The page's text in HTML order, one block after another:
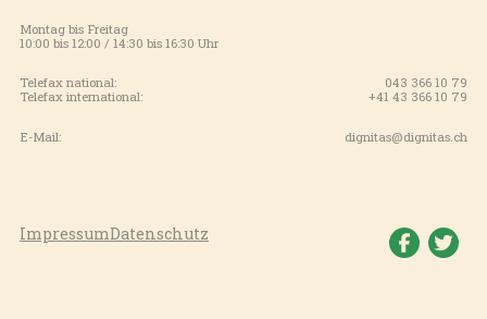
Montag bis Freitag
10:00 bis 12:00 / 14:30 bis 16:30 Uhr
Telefax national:
043 366 10 79
Telefax international:
+41 43 366 10 79
E-Mail: dignitas@dignitas.ch
ImpressumDatenschutz